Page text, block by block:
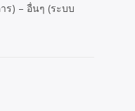
ร) – อื่นๆ (ระบบ